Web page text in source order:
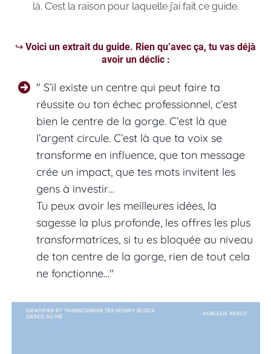
là. C’est la raison pour laquelle j’ai fait ce guide.
↪ Voici un extrait du guide. Rien qu’avec ça, tu vas déjà
avoir un déclic :
" S’il existe un centre qui peut faire ta
réussite ou ton échec professionnel, c’est
bien le centre de la gorge. C’est là que
l’argent circule. C’est là que ta voix se
transforme en influence, que ton message
crée un impact, que tes mots invitent les
gens à investir…
Tu peux avoir les meilleures idées, la
sagesse la plus profonde, les offres les plus
transformatrices, si tu es bloquée au niveau
de ton centre de la gorge, rien de tout cela
ne fonctionne…"